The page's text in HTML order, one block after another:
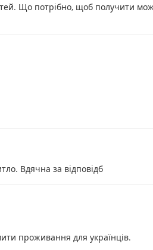
Що потрібно, щоб получити
Вдячна за відповідб
проживання для українців.